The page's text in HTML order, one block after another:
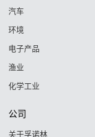
汽车
环境
电子产品
渔业
化学工业
公司
关于孚诺林